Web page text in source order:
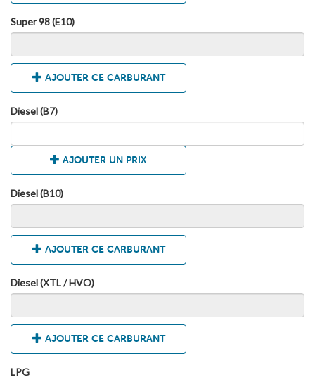
Super 98 (E10)
AJOUTER CE CARBURANT
Diesel (B7)
AJOUTER UN PRIX
Diesel (B10)
AJOUTER CE CARBURANT
Diesel (XTL / HVO)
AJOUTER CE CARBURANT
LPG